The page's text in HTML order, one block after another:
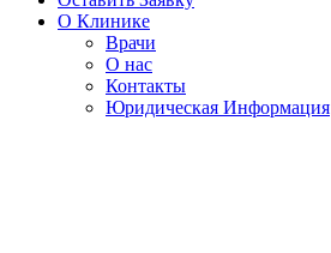
О Клинике
Врачи
О нас
Контакты
Юридическая Информация